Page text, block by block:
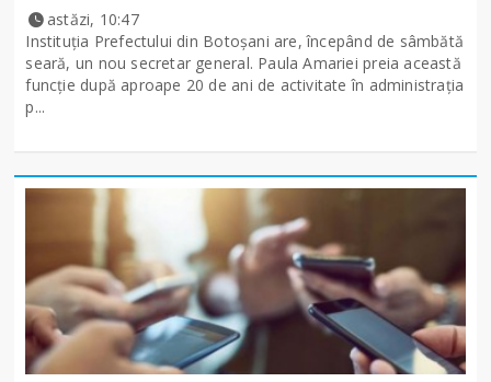
astăzi, 10:47
Instituția Prefectului din Botoșani are, începând de sâmbătă
seară, un nou secretar general. Paula Amariei preia această
funcție după aproape 20 de ani de activitate în administrația
p...